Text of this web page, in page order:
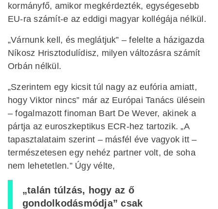
kormányfő, amikor megkérdezték, egységesebb
EU-ra számít-e az eddigi magyar kollégája nélkül.
„Várnunk kell, és meglátjuk” – felelte a házigazda
Níkosz Hrisztodulídisz, milyen változásra számít
Orbán nélkül.
„Szerintem egy kicsit túl nagy az eufória amiatt,
hogy Viktor nincs” már az Európai Tanács ülésein
– fogalmazott finoman Bart De Wever, akinek a
pártja az euroszkeptikus ECR-hez tartozik. „A
tapasztalataim szerint – másfél éve vagyok itt –
természetesen egy nehéz partner volt, de soha
nem lehetetlen.” Úgy vélte,
„talán túlzás, hogy az ő
gondolkodásmódja” csak